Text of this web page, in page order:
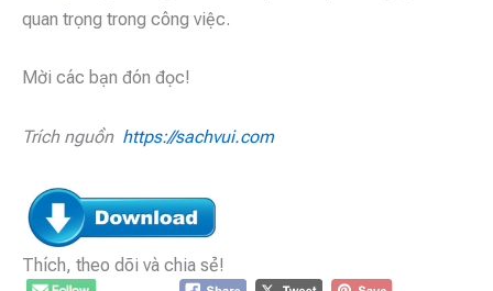
quan trọng trong công việc.
Mời các bạn đón đọc!
Trích nguồn https://sachvui.com
Thích, theo dõi và chia sẻ!